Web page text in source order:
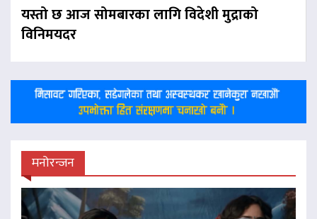
यस्तो छ आज सोमबारका लागि विदेशी मुद्राको
विनिमयदर
मनोरन्जन